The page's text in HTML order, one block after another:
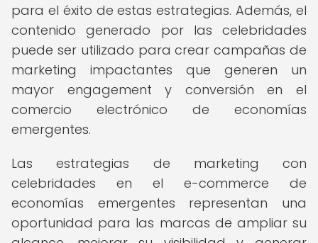
para el éxito de estas estrategias. Además, el
contenido generado por las celebridades
puede ser utilizado para crear campañas de
marketing impactantes que generen un
mayor engagement y conversión en el
comercio electrónico de economías
emergentes.
Las estrategias de marketing con
celebridades en el e-commerce de
economías emergentes representan una
oportunidad para las marcas de ampliar su